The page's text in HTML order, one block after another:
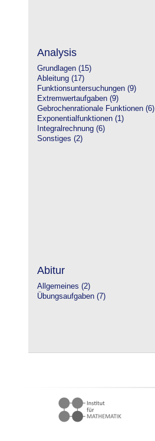
Analysis
Grundlagen (15)
Ableitung (17)
Funktionsuntersuchungen (9)
Extremwertaufgaben (9)
Gebrochenrationale Funktionen (6)
Exponentialfunktionen (1)
Integralrechnung (6)
Sonstiges (2)
Abitur
Allgemeines (2)
Übungsaufgaben (7)